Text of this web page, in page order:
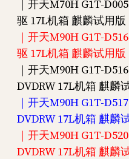
｜开天M70H G1T-
驱 17L机箱 麒麟试用版
｜开天M90H G1T-
驱 17L机箱 麒麟试用版
｜开天M90H G1T-
DVDRW 17L机箱 麒麟
｜开天M90H G1T-
DVDRW 17L机箱 麒麟
｜开天M90H G1T-
DVDRW 17L机箱 麒麟